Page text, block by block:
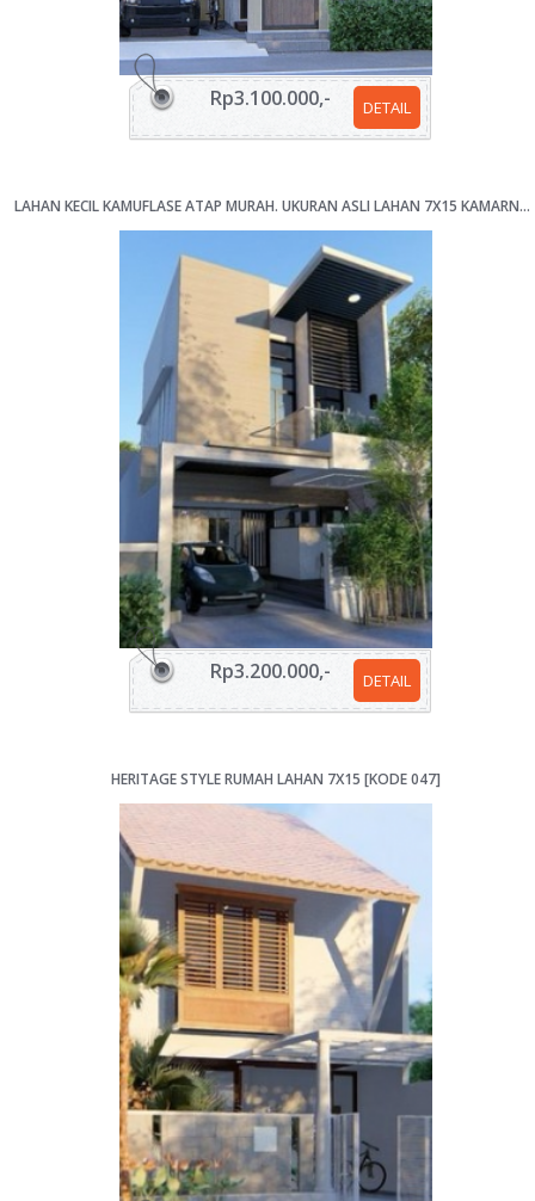
DETAIL
Rp3.100.000,-
LAHAN KECIL KAMUFLASE ATAP MURAH. UKURAN ASLI LAHAN 7X15 KAMARNYA LUAS [KODE 073]
DETAIL
Rp3.200.000,-
HERITAGE STYLE RUMAH LAHAN 7X15 [KODE 047]